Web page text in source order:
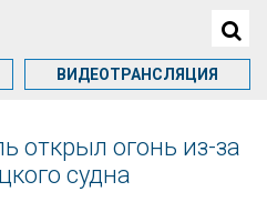
ВИДЕОТРАНСЛЯЦИЯ
открыл огонь из-за
судна